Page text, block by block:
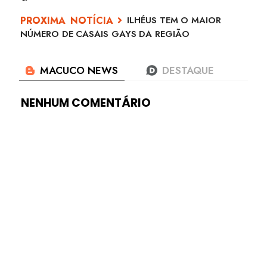
ILHÉUS TEM O MAIOR
NÚMERO DE CASAIS GAYS DA REGIÃO
NENHUM COMENTÁRIO